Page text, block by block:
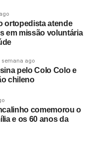
ortopedista atende
em missão voluntária
semana ago
pelo Colo Colo e
chileno
comemorou o
e os 60 anos da